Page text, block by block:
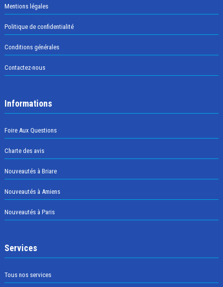
Mentions légales
Politique de confidentialité
Conditions générales
Contactez-nous
Informations
Foire Aux Questions
Charte des avis
Nouveautés à Briare
Nouveautés à Amiens
Nouveautés à Paris
Services
Tous nos services